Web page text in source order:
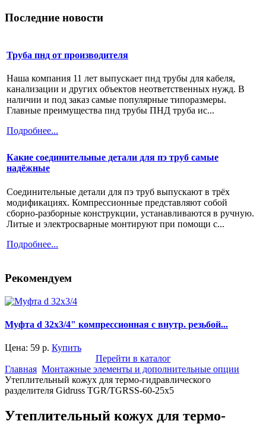
Последние новости
Труба пнд от производителя
Наша компания 11 лет выпускает пнд трубы для кабеля,
канализации и других объектов неответственных нужд. В
наличии и под заказ самые популярные типоразмеры.
Главные преимущества пнд трубы ПНД труба ис...
Подробнее...
Какие соединительные детали для пэ труб самые
надёжные
Соединительные детали для пэ труб выпускают в трёх
модификациях. Компрессионные представляют собой
сборно-разборные конструкции, устанавливаются в ручную.
Литые и электросварные монтируют при помощи с...
Подробнее...
Рекомендуем
Муфта d 32x3/4" компрессионная с внутр. резьбой...
Цена: 59 р. Купить
Перейти в каталог
Главная Монтажные элементы и дополнительные опции
Утеплительный кожух для термо-гидравлического
разделителя Gidruss TGR/TGRSS-60-25x5
Утеплительный кожух для термо-